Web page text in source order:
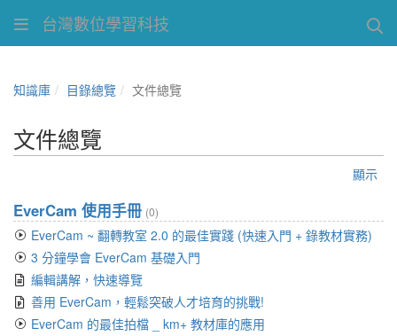
台灣數位學習科技
知識庫 目錄總覽 文件總覽
文件總覽
顯示
EverCam 使用手冊 (0)
EverCam ~ 翻轉教室 2.0 的最佳實踐 (快速入門 + 錄教材實務)
3 分鐘學會 EverCam 基礎入門
編輯講解，快速導覽
善用 EverCam，輕鬆突破人才培育的挑戰!
EverCam 的最佳拍檔 _ km+ 教材庫的應用